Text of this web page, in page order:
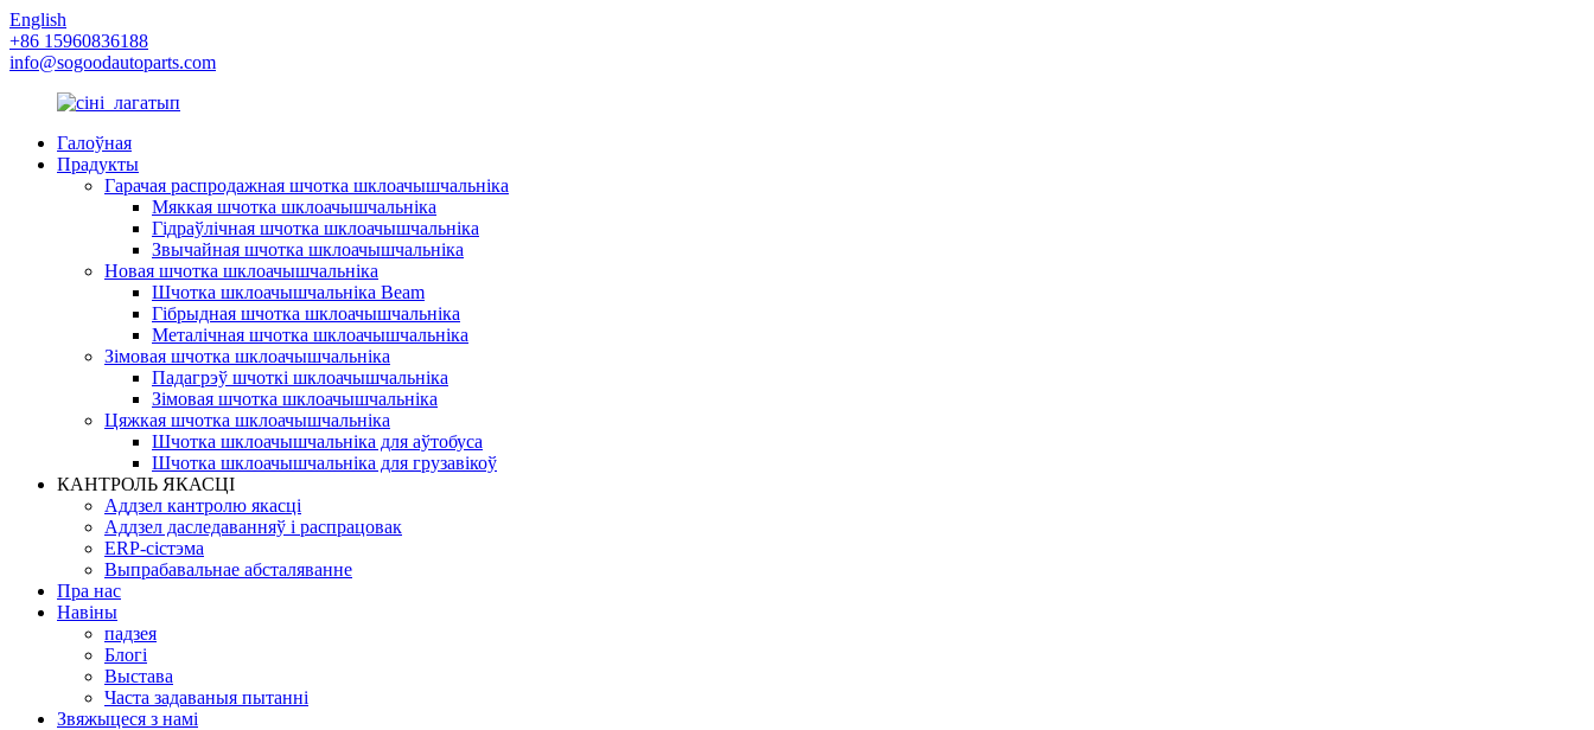
English
+86 15960836188
info@sogoodautoparts.com
Галоўная
Прадукты
Гарачая распродажная шчотка шклоачышчальніка
Мяккая шчотка шклоачышчальніка
Гідраўлічная шчотка шклоачышчальніка
Звычайная шчотка шклоачышчальніка
Новая шчотка шклоачышчальніка
Шчотка шклоачышчальніка Beam
Гібрыдная шчотка шклоачышчальніка
Металічная шчотка шклоачышчальніка
Зімовая шчотка шклоачышчальніка
Падагрэў шчоткі шклоачышчальніка
Зімовая шчотка шклоачышчальніка
Цяжкая шчотка шклоачышчальніка
Шчотка шклоачышчальніка для аўтобуса
Шчотка шклоачышчальніка для грузавікоў
КАНТРОЛЬ ЯКАСЦІ
Аддзел кантролю якасці
Аддзел даследаванняў і распрацовак
ERP-сістэма
Выпрабавальнае абсталяванне
Пра нас
Навіны
падзея
Блогі
Выстава
Часта задаваныя пытанні
Звяжыцеся з намі